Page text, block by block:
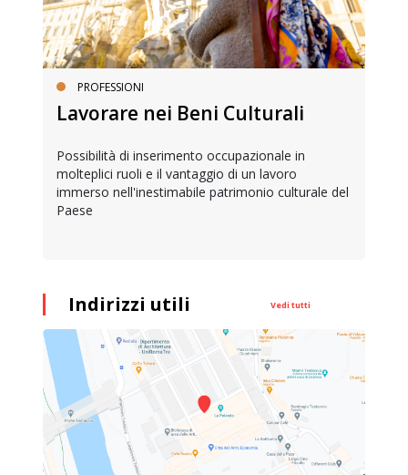
PROFESSIONI
Lavorare nei Beni Culturali
Possibilità di inserimento occupazionale in
molteplici ruoli e il vantaggio di un lavoro
immerso nell'inestimabile patrimonio culturale del
Paese
Indirizzi utili Vedi tutti